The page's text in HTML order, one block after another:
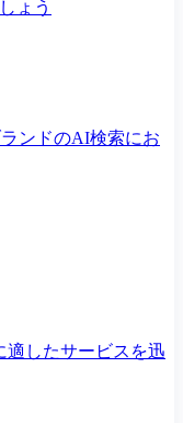
ょう
ンドのAI検索にお
適したサービスを迅